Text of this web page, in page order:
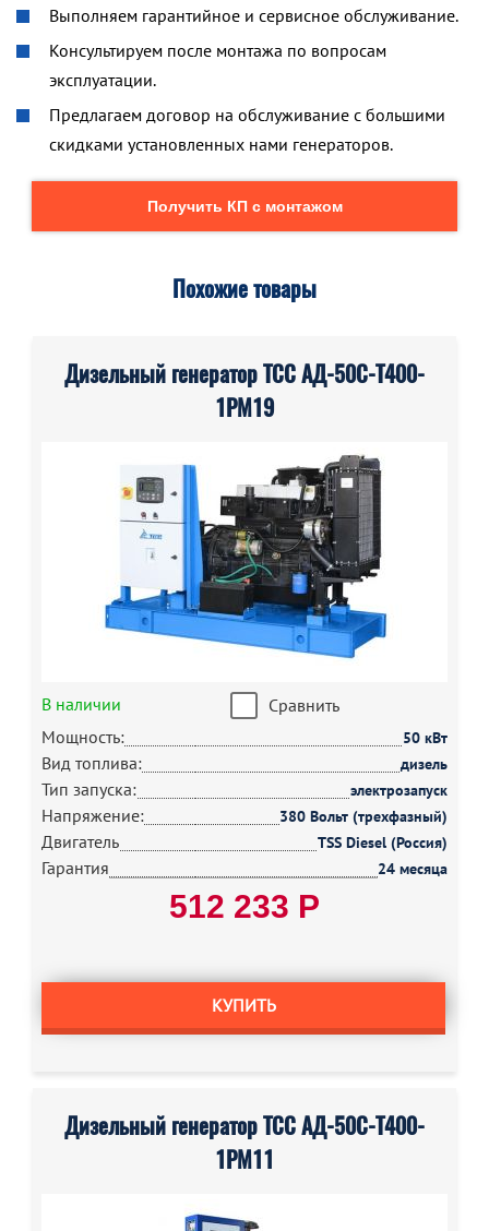
Выполняем гарантийное и сервисное обслуживание.
Консультируем после монтажа по вопросам
эксплуатации.
Предлагаем договор на обслуживание с большими
скидками установленных нами генераторов.
Получить КП с монтажом
Похожие товары
Дизельный генератор ТСС АД-50С-Т400-
1РМ19
В наличии
Сравнить
Мощность:
50 кВт
Вид топлива: дизель
Тип запуска: электрозапуск
Напряжение: 380 Вольт (трехфазный)
Двигатель TSS Diesel (Россия)
Гарантия 24 месяца
512 233 Р
КУПИТЬ
Дизельный генератор ТСС АД-50С-Т400-
1РМ11